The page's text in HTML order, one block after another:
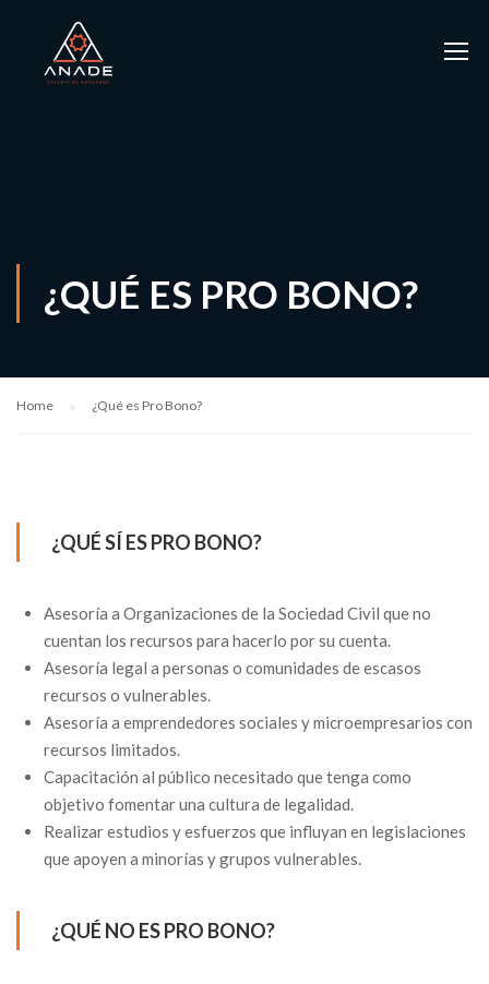
¿QUÉ ES PRO BONO?
Home ¿Qué es Pro Bono?
¿QUÉ SÍ ES PRO BONO?
Asesoría a Organizaciones de la Sociedad Civil que no
cuentan los recursos para hacerlo por su cuenta.
Asesoría legal a personas o comunidades de escasos
recursos o vulnerables.
Asesoría a emprendedores sociales y microempresarios con
recursos limitados.
Capacitación al público necesitado que tenga como
objetivo fomentar una cultura de legalidad.
Realizar estudios y esfuerzos que influyan en legislaciones
que apoyen a minorías y grupos vulnerables.
¿QUÉ NO ES PRO BONO?